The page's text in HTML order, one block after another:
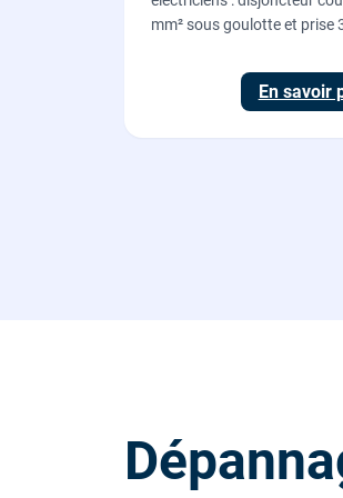
mm² sous goulotte et prise
conforme NF C 15-100.
En savoir